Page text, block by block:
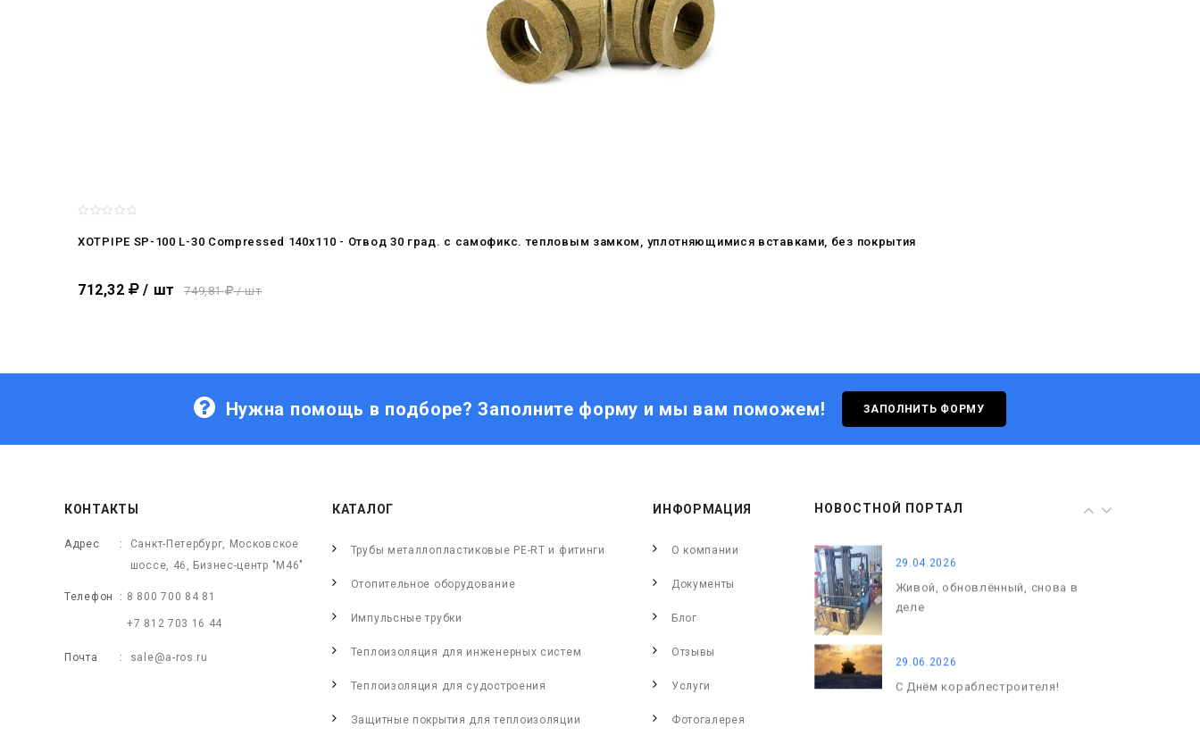
XOTPIPE SP-100 L-30 Compressed 140x110 - Отвод 30 град. c самофикс. тепловым замком, уплотняющимися вставками, без покрытия
712,32 / шт 749,81 / шт
Нужна помощь в подборе? Заполните форму и мы вам поможем! ЗАПОЛНИТЬ ФОРМУ
НОВОСТНОЙ ПОРТАЛ
08.05.2026
С Днём кораблестроителя!
С Днём Победы. Память, которая
29.04.2026
Живой, обновлённый, снова в
деле
29.06.2026
С Днём кораблестроителя!
КОНТАКТЫ
Адрес
Санкт-Петербург, Московское
шоссе, 46, Бизнес-центр "М46"
Телефон 8 800 700 84 81
+7 812 703 16 44
Почта sale@a-ros.ru
КАТАЛОГ
Трубы металлопластиковые PE-RT и фитинги
Отопительное оборудование
Импульсные трубки
Теплоизоляция для инженерных систем
Теплоизоляция для судостроения
Защитные покрытия для теплоизоляции
ИНФОРМАЦИЯ
О компании
Документы
Блог
Отзывы
Услуги
Фотогалерея